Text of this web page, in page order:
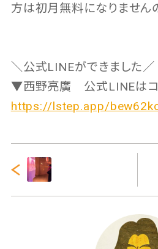
方は初月無料になりません
＼公式LINEができました／
▼西野亮廣 公式LINEは
https://lstep.app/